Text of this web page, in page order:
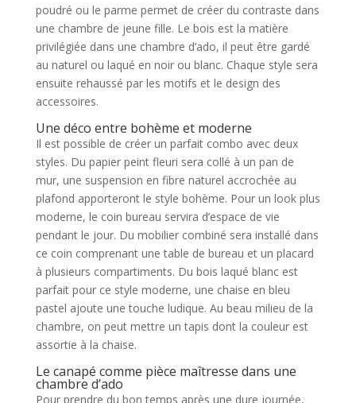
poudré ou le parme permet de créer du contraste dans
une chambre de jeune fille. Le bois est la matière
privilégiée dans une chambre d’ado, il peut être gardé
au naturel ou laqué en noir ou blanc. Chaque style sera
ensuite rehaussé par les motifs et le design des
accessoires.
Une déco entre bohème et moderne
Il est possible de créer un parfait combo avec deux
styles. Du papier peint fleuri sera collé à un pan de
mur, une suspension en fibre naturel accrochée au
plafond apporteront le style bohème. Pour un look plus
moderne, le coin bureau servira d’espace de vie
pendant le jour. Du mobilier combiné sera installé dans
ce coin comprenant une table de bureau et un placard
à plusieurs compartiments. Du bois laqué blanc est
parfait pour ce style moderne, une chaise en bleu
pastel ajoute une touche ludique. Au beau milieu de la
chambre, on peut mettre un tapis dont la couleur est
assortie à la chaise.
Le canapé comme pièce maîtresse dans une
chambre d’ado
Pour prendre du bon temps après une dure journée,